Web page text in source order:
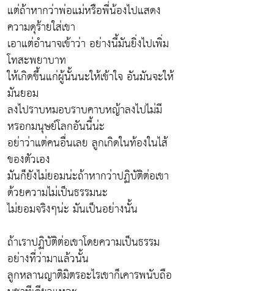
แต่ถ้าหากว่าพ่อแม่หรือพี่น้องไปแสดง
ความดุร้ายใส่เขา
เอาแต่อำนาจเข้าว่า อย่างนี้มันยิ่งไปเพิ่ม
โทสะพยาบาท
ให้เกิดขึ้นแก่ผู้นั้นนะให้เข้าใจ อันมันจะให้
มันยอม
ลงไปราบหมอบราบคาบหญ้าลงไปไม่มี
หรอกมนุษย์โลกอันนี้น่ะ
อย่าว่าแต่คนอื่นเลย ลูกเกิดในท้องในไส้
ของตัวเอง
มันก็ยังไม่ยอมน่ะถ้าหากว่าปฏิบัติต่อเขา
ด้วยความไม่เป็นธรรมนะ
ไม่ยอมจริงๆน่ะ มันเป็นอย่างนั้น
ถ้าเราปฏิบัติต่อเขาโดยความเป็นธรรม
อย่างที่ว่ามาแล้วนั้น
ลูกหลานญาติมิตรอะไรเขาก็เคารพนับถือ